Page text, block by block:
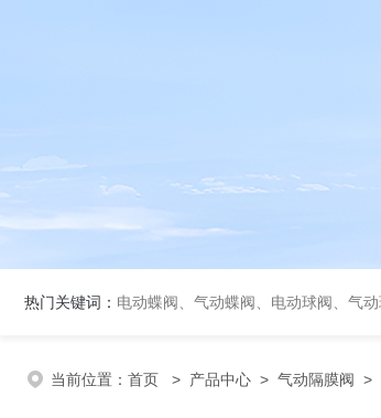
热门关键词： 电动蝶阀、气动蝶阀、电动球阀、气
当前位置： 首页 > 产品中心 > 气动隔膜阀 >